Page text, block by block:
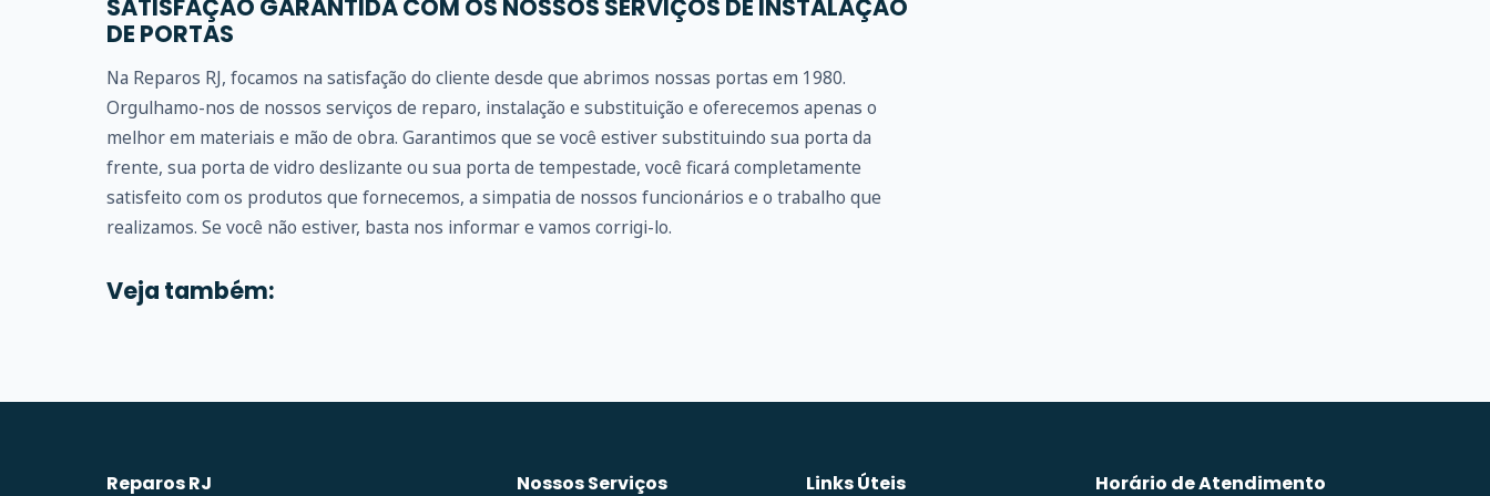
SATISFAÇÃO GARANTIDA COM OS NOSSOS SERVIÇOS DE INSTALAÇÃO
DE PORTAS
Na Reparos RJ, focamos na satisfação do cliente desde que abrimos nossas portas em 1980.
Orgulhamo-nos de nossos serviços de reparo, instalação e substituição e oferecemos apenas o
melhor em materiais e mão de obra. Garantimos que se você estiver substituindo sua porta da
frente, sua porta de vidro deslizante ou sua porta de tempestade, você ficará completamente
satisfeito com os produtos que fornecemos, a simpatia de nossos funcionários e o trabalho que
realizamos. Se você não estiver, basta nos informar e vamos corrigi-lo.
Veja também:
Reparos RJ Nossos Serviços Links Úteis Horário de Atendimento